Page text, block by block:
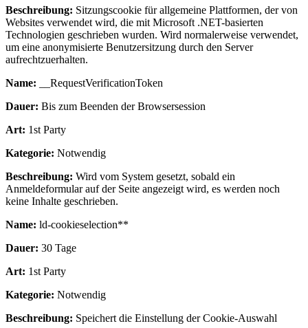
Beschreibung: Sitzungscookie für allgemeine Plattformen, der von
Websites verwendet wird, die mit Microsoft .NET-basierten
Technologien geschrieben wurden. Wird normalerweise verwendet,
um eine anonymisierte Benutzersitzung durch den Server
aufrechtzuerhalten.
Name: __RequestVerificationToken
Dauer: Bis zum Beenden der Browsersession
Art: 1st Party
Kategorie: Notwendig
Beschreibung: Wird vom System gesetzt, sobald ein
Anmeldeformular auf der Seite angezeigt wird, es werden noch
keine Inhalte geschrieben.
Name: ld-cookieselection**
Dauer: 30 Tage
Art: 1st Party
Kategorie: Notwendig
Beschreibung: Speichert die Einstellung der Cookie-Auswahl